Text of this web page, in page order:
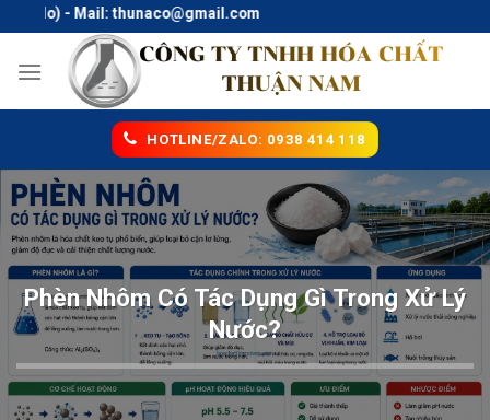
to
content
- Mail: thunaco@gmail.com
HOTLINE/ZALO: 0938 414 118
Phèn Nhôm Có Tác Dụng Gì Trong Xử Lý
Nước?